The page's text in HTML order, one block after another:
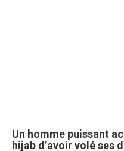
Un homme puissant
hijab d’avoir volé ses